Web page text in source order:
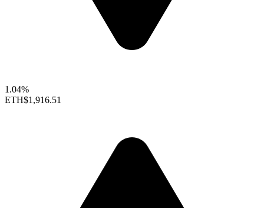
1.04%
ETH$1,916.51